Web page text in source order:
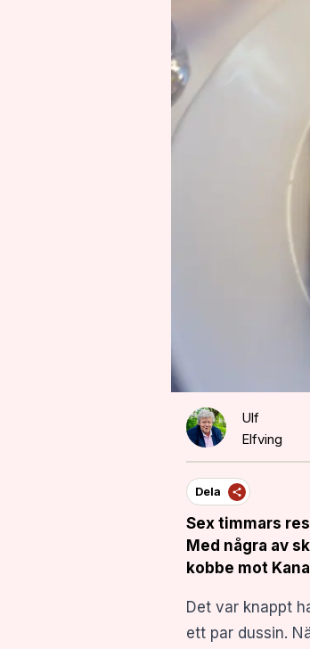
Ulf
Elfving
Dela
Sex timmars
Med några av
kobbe mot
Det var knappt
ett par dussin.